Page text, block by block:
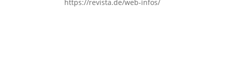
https://revista.de/web-infos/